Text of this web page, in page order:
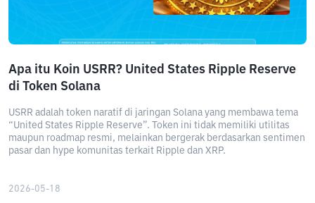
Apa itu Koin USRR? United States Ripple Reserve
di Token Solana
USRR adalah token naratif di jaringan Solana yang membawa tema
“United States Ripple Reserve”. Token ini tidak memiliki utilitas
maupun roadmap resmi, melainkan bergerak berdasarkan sentimen
pasar dan hype komunitas terkait Ripple dan XRP.
2026-05-18